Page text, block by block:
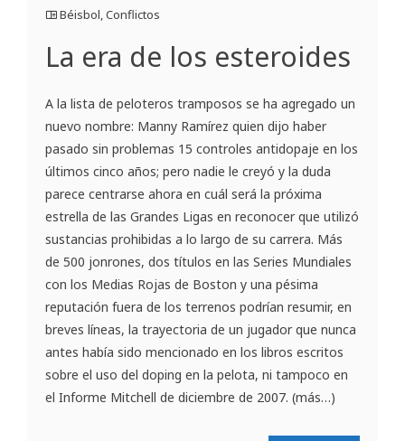
Béisbol,Conflictos
La era de los esteroides
A la lista de peloteros tramposos se ha agregado un
nuevo nombre: Manny Ramírez quien dijo haber
pasado sin problemas 15 controles antidopaje en los
últimos cinco años; pero nadie le creyó y la duda
parece centrarse ahora en cuál será la próxima
estrella de las Grandes Ligas en reconocer que utilizó
sustancias prohibidas a lo largo de su carrera. Más
de 500 jonrones, dos títulos en las Series Mundiales
con los Medias Rojas de Boston y una pésima
reputación fuera de los terrenos podrían resumir, en
breves líneas, la trayectoria de un jugador que nunca
antes había sido mencionado en los libros escritos
sobre el uso del doping en la pelota, ni tampoco en
el Informe Mitchell de diciembre de 2007. (más…)